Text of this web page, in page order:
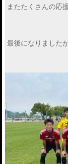
またたくさんの応
最後になりました